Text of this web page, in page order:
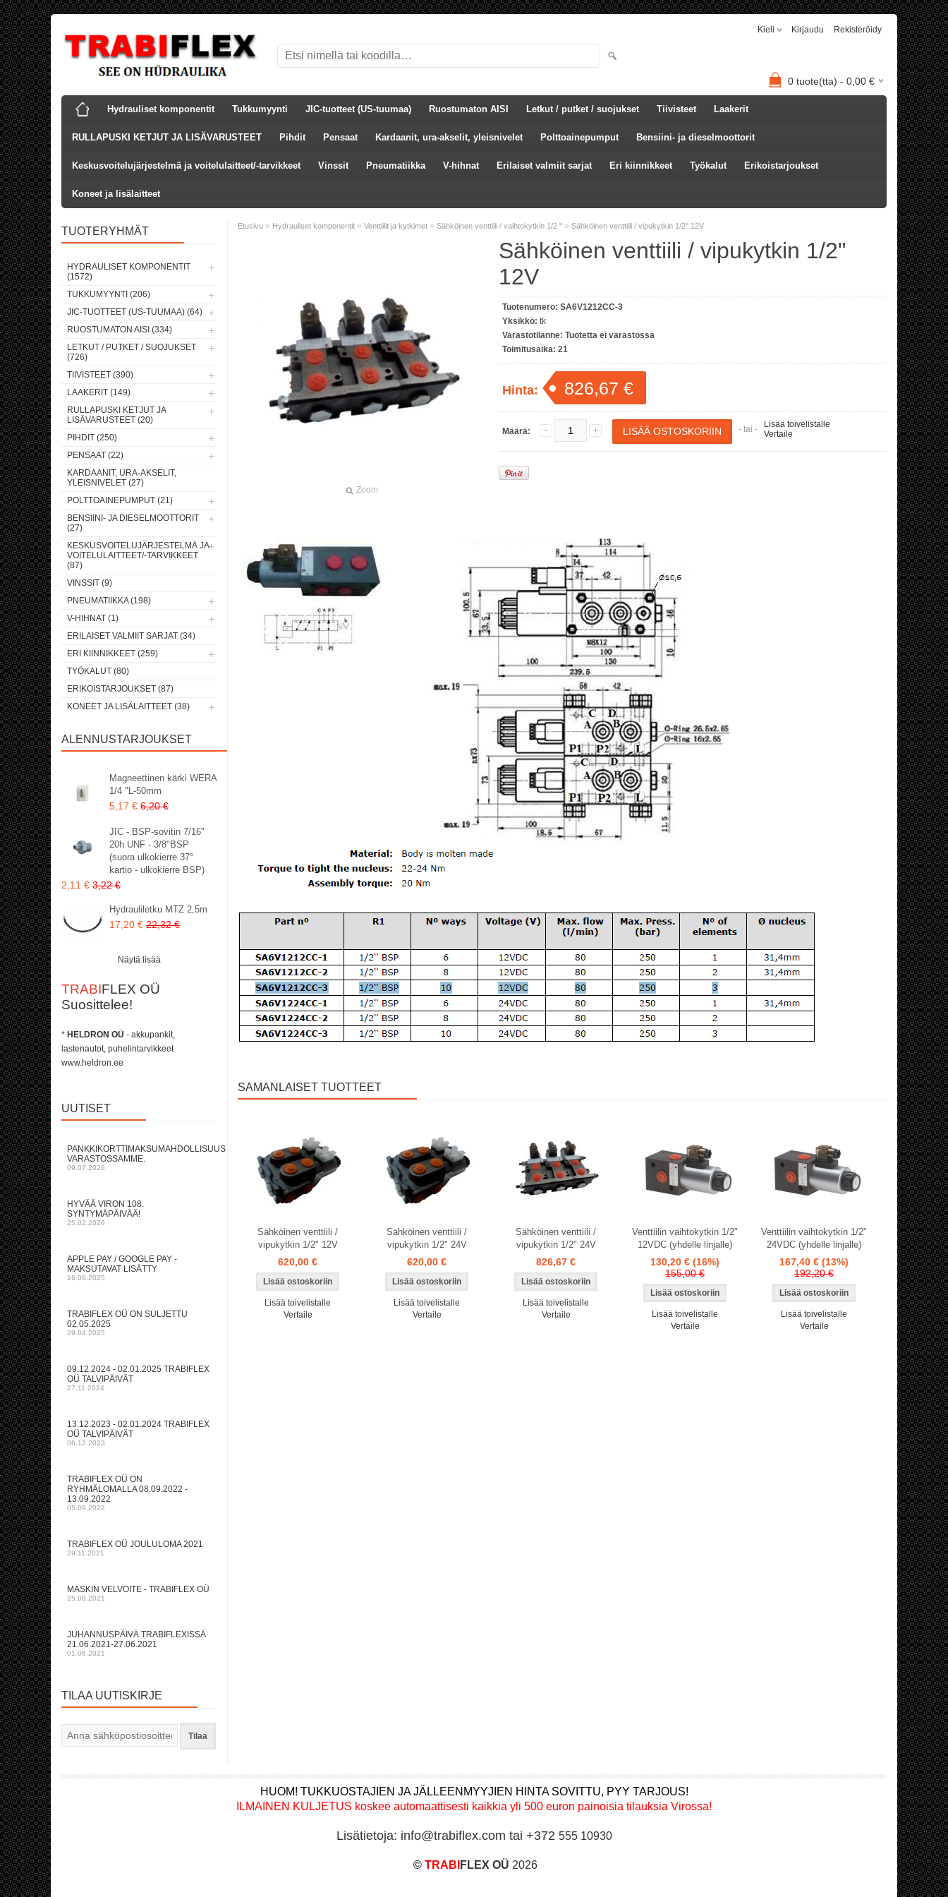
Kieli Kirjaudu Rekisteröidy
0 tuote(tta) - 0,00 €
Hydrauliset komponentit Tukkumyynti JIC-tuotteet (US-tuumaa) Ruostumaton AISI Letkut / putket / suojukset Tiivisteet Laakerit
RULLAPUSKI KETJUT JA LISÄVARUSTEET Pihdit Pensaat Kardaanit, ura-akselit, yleisnivelet Polttoainepumput Bensiini- ja dieselmoottorit
Keskusvoitelujärjestelmä ja voitelulaitteet/-tarvikkeet Vinssit Pneumatiikka V-hihnat Erilaiset valmiit sarjat Eri kiinnikkeet Työkalut Erikoistarjoukset
Koneet ja lisälaitteet
TUOTERYHMÄT
HYDRAULISET KOMPONENTIT
(1572)
TUKKUMYYNTI (206)
JIC-TUOTTEET (US-TUUMAA) (64)
RUOSTUMATON AISI (334)
LETKUT / PUTKET / SUOJUKSET
(726)
TIIVISTEET (390)
LAAKERIT (149)
RULLAPUSKI KETJUT JA
LISÄVARUSTEET (20)
PIHDIT (250)
PENSAAT (22)
KARDAANIT, URA-AKSELIT,
YLEISNIVELET (27)
POLTTOAINEPUMPUT (21)
BENSIINI- JA DIESELMOOTTORIT
(27)
KESKUSVOITELUJÄRJESTELMÄ JA
VOITELULAITTEET/-TARVIKKEET
(87)
VINSSIT (9)
PNEUMATIIKKA (198)
V-HIHNAT (1)
ERILAISET VALMIIT SARJAT (34)
ERI KIINNIKKEET (259)
TYÖKALUT (80)
ERIKOISTARJOUKSET (87)
KONEET JA LISÄLAITTEET (38)
ALENNUSTARJOUKSET
Magneettinen kärki WERA
1/4 "L-50mm
5,17 € 6,20 €
JIC - BSP-sovitin 7/16"
20h UNF - 3/8"BSP
(suora ulkokierre 37°
kartio - ulkokierre BSP)
2,11 € 3,22 €
Hydrauliletku MTZ 2,5m
17,20 € 22,32 €
Näytä lisää
TRABIFLEX OÜ
Suosittelee!
* HELDRON OÜ - akkupankit,
lastenautot, puhelintarvikkeet
www.heldron.ee
UUTISET
PANKKIKORTTIMAKSUMAHDOLLISUUS
VARASTOSSAMME.
09.07.2026
HYVÄÄ VIRON 108.
SYNTYMÄPÄIVÄÄ!
25.02.2026
APPLE PAY / GOOGLE PAY -
MAKSUTAVAT LISÄTTY
16.06.2025
TRABIFLEX OÜ ON SULJETTU
02.05.2025
29.04.2025
09.12.2024 - 02.01.2025 TRABIFLEX
OÜ TALVIPÄIVÄT
27.11.2024
13.12.2023 - 02.01.2024 TRABIFLEX
OÜ TALVIPÄIVÄT
06.12.2023
TRABIFLEX OÜ ON
RYHMÄLOMALLA 08.09.2022 -
13.09.2022
05.09.2022
TRABIFLEX OÜ JOULULOMA 2021
29.11.2021
MASKIN VELVOITE - TRABIFLEX OÜ
25.08.2021
JUHANNUSPÄIVÄ TRABIFLEXISSÄ
21.06.2021-27.06.2021
01.06.2021
TILAA UUTISKIRJE
Tilaa
Etusivu » Hydrauliset komponentit » Venttiilit ja kytkimet » Sähköinen venttiili / vaihtokytkin 1/2 " » Sähköinen venttiili / vipukytkin 1/2" 12V
Zoom
Sähköinen venttiili / vipukytkin 1/2"
12V
Tuotenumero: SA6V1212CC-3
Yksikkö: tk
Varastotilanne: Tuotetta ei varastossa
Toimitusaika: 21
Hinta: 826,67 €
Määrä: - tai -
Lisää toivelistalle
Vertaile
SAMANLAISET TUOTTEET
Sähköinen venttiili /
vipukytkin 1/2" 12V
620,00 €
Lisää toivelistalle
Vertaile
Sähköinen venttiili /
vipukytkin 1/2" 24V
620,00 €
Lisää toivelistalle
Vertaile
Sähköinen venttiili /
vipukytkin 1/2" 24V
826,67 €
Lisää toivelistalle
Vertaile
Venttiilin vaihtokytkin 1/2"
12VDC (yhdelle linjalle)
130,20 € (16%)
155,00 €
Lisää toivelistalle
Vertaile
Venttiilin vaihtokytkin 1/2"
24VDC (yhdelle linjalle)
167,40 € (13%)
192,20 €
Lisää toivelistalle
Vertaile
HUOM! TUKKUOSTAJIEN JA JÄLLEENMYYJIEN HINTA SOVITTU, PYY TARJOUS!
ILMAINEN KULJETUS koskee automaattisesti kaikkia yli 500 euron painoisia tilauksia Virossa!
Lisätietoja: info@trabiflex.com tai +372 555 10930
© TRABI FLEX OÜ 2026